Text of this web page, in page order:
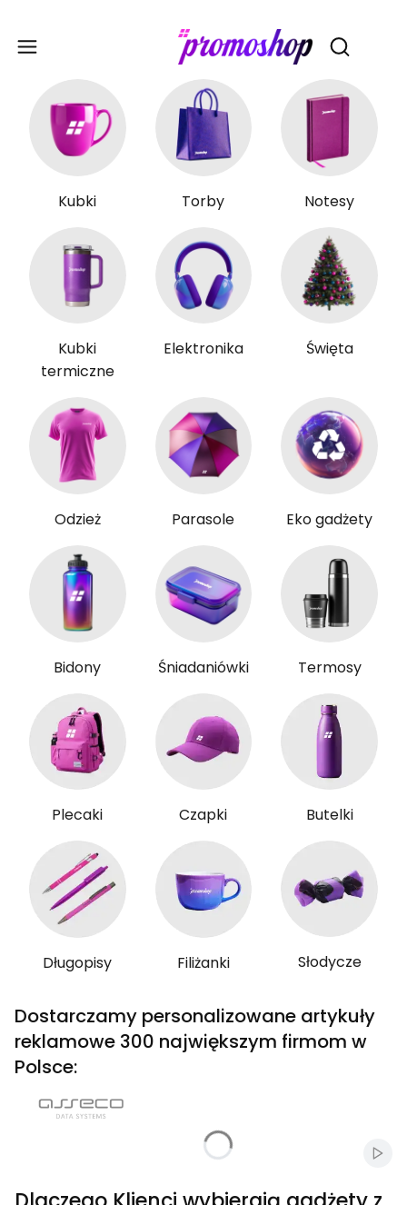
Otwórz
Kubki Torby Notesy
Kubki
termiczne
Elektronika Święta
Odzież Parasole Eko gadżety
Bidony Śniadaniówki Termosy
Plecaki Czapki Butelki
Długopisy Filiżanki Słodycze
Dostarczamy personalizowane artykuły
reklamowe 300 największym firmom w
Polsce: